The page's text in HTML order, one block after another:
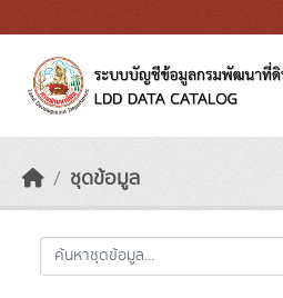
ชุดข้อมูล